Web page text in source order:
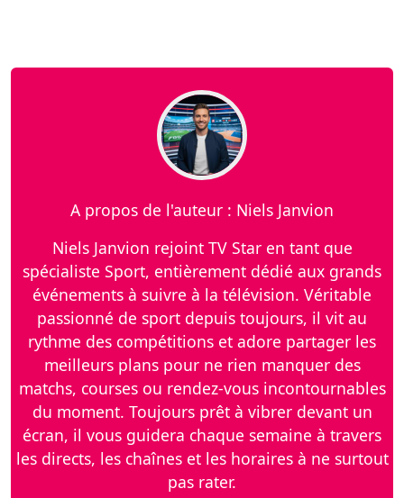
A propos de l'auteur : Niels Janvion
Niels Janvion rejoint TV Star en tant que
spécialiste Sport, entièrement dédié aux grands
événements à suivre à la télévision. Véritable
passionné de sport depuis toujours, il vit au
rythme des compétitions et adore partager les
meilleurs plans pour ne rien manquer des
matchs, courses ou rendez-vous incontournables
du moment. Toujours prêt à vibrer devant un
écran, il vous guidera chaque semaine à travers
les directs, les chaînes et les horaires à ne surtout
pas rater.